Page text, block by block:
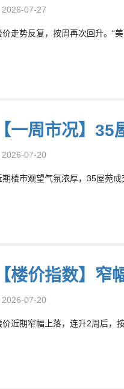
2026-07-27
价走势反复，按周再次回升。“
【一周市况】
2026-07-20
期楼市观望气氛浓厚，35屋苑
【楼价指数】
2026-07-20
价近期窄幅上落，连升2周后，